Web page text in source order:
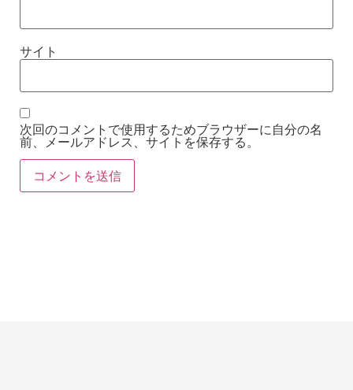
サイト
次回のコメントで使用するためブラウザーに自分の名
前、メールアドレス、サイトを保存する。